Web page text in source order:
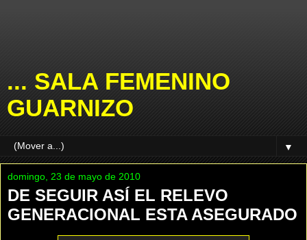
... SALA FEMENINO
GUARNIZO
▼
domingo, 23 de mayo de 2010
DE SEGUIR ASÍ EL RELEVO
GENERACIONAL ESTA ASEGURADO